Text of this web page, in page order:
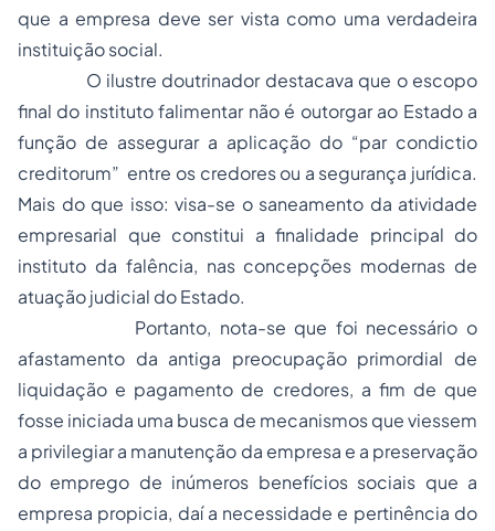
que a empresa deve ser vista como uma verdadeira
instituição social.
O ilustre doutrinador destacava que o escopo
final do instituto falimentar não é outorgar ao Estado a
função de assegurar a aplicação do “par condictio
creditorum” entre os credores ou a segurança jurídica.
Mais do que isso: visa-se o saneamento da atividade
empresarial que constitui a finalidade principal do
instituto da falência, nas concepções modernas de
atuação judicial do Estado.
Portanto, nota-se que foi necessário o
afastamento da antiga preocupação primordial de
liquidação e pagamento de credores, a fim de que
fosse iniciada uma busca de mecanismos que viessem
a privilegiar a manutenção da empresa e a preservação
do emprego de inúmeros benefícios sociais que a
empresa propicia, daí a necessidade e pertinência do